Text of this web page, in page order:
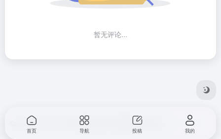
暂无评论...
Copyright © 2026 方舟全球网站导航 OneNav强力驱动
首页 导航 投稿 我的